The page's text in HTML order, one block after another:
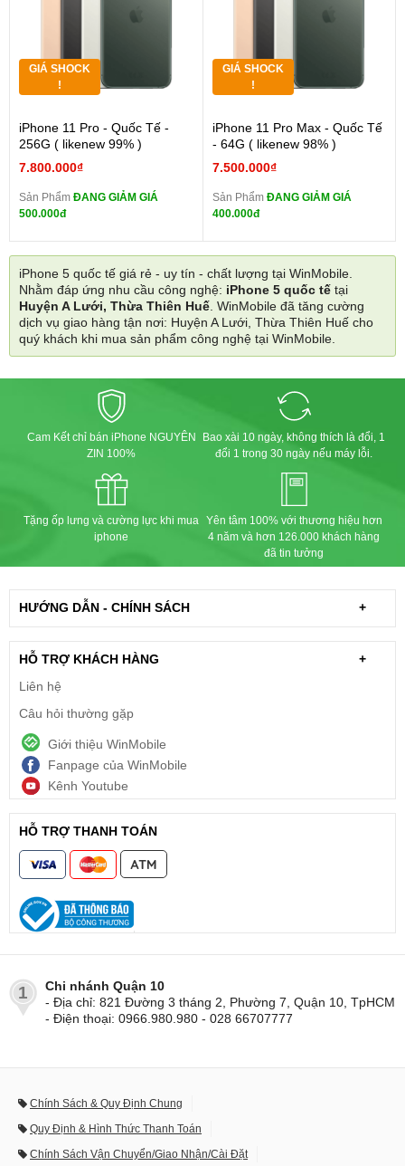
GIÁ SHOCK
!
iPhone 11 Pro - Quốc Tế -
256G ( likenew 99% )
7.800.000₫
Sản Phẩm ĐANG GIẢM GIÁ
500.000đ
GIÁ SHOCK
!
iPhone 11 Pro Max - Quốc Tế
- 64G ( likenew 98% )
7.500.000₫
Sản Phẩm ĐANG GIẢM GIÁ
400.000đ
iPhone 5 quốc tế giá rẻ - uy tín - chất lượng tại WinMobile.
Nhằm đáp ứng nhu cầu công nghệ: iPhone 5 quốc tế tại
Huyện A Lưới, Thừa Thiên Huế. WinMobile đã tăng cường
dịch vụ giao hàng tận nơi: Huyện A Lưới, Thừa Thiên Huế cho
quý khách khi mua sản phẩm công nghệ tại WinMobile.
Cam Kết chỉ bán iPhone NGUYÊN
ZIN 100%
Bao xài 10 ngày, không thích là đổi, 1
đổi 1 trong 30 ngày nếu máy lỗi.
Tặng ốp lưng và cường lực khi mua
iphone
Yên tâm 100% với thương hiệu hơn
4 năm và hơn 126.000 khách hàng
đã tin tưởng
HƯỚNG DẪN - CHÍNH SÁCH +
HỖ TRỢ KHÁCH HÀNG
+
Liên hệ
Câu hỏi thường gặp
Giới thiệu WinMobile
Fanpage của WinMobile
Kênh Youtube
HỖ TRỢ THANH TOÁN
1
Chi nhánh Quận 10
- Địa chỉ: 821 Đường 3 tháng 2, Phường 7, Quận 10, TpHCM
- Điện thoại: 0966.980.980 - 028 66707777
Chính Sách & Quy Định Chung
Quy Định & Hình Thức Thanh Toán
Chính Sách Vận Chuyển/Giao Nhận/Cài Đặt